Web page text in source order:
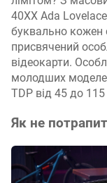
40XX Ada
буквально кожен
присвячений
відеокарти.
молодших
TDP від 45 до
Як не